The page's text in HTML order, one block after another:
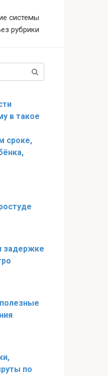
системы
рубрики
в такое
сроке,
задержке
по